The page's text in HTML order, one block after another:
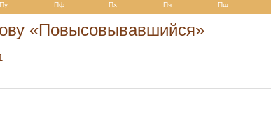
Пу Пф Пх Пч Пш
«Повысовывавшийся»